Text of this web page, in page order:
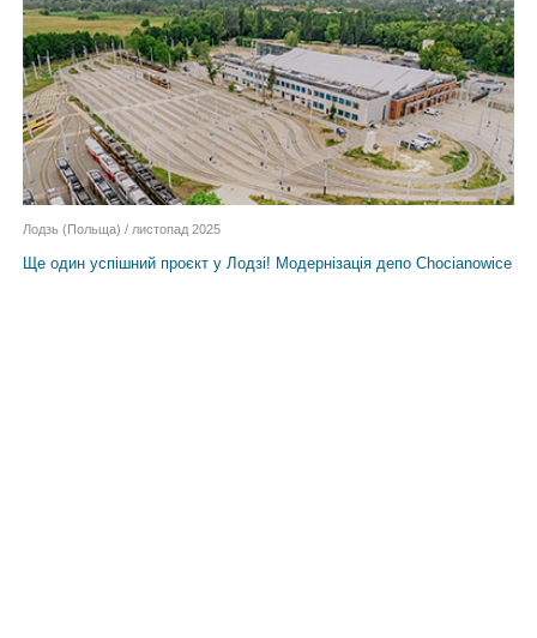
Ще один успішний проєкт у Лодзі! Модернізація депо Chocianowice
Лодзь (Польща) / листопад 2025